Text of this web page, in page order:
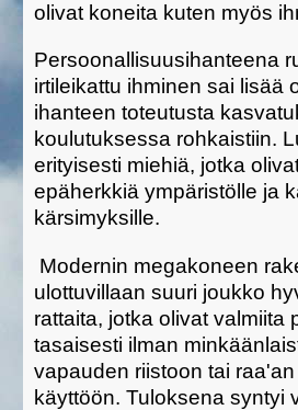
olivat koneita kuten myös
Persoonallisuusihanteena
irtileikattu ihminen sai lisää
ihanteen toteutusta
koulutuksessa rohkaistiin.
erityisesti miehiä, jotka
epäherkkiä ympäristölle ja
kärsimyksille.
Modernin megakoneen
ulottuvillaan suuri joukko
rattaita, jotka olivat valmiita
tasaisesti ilman
vapauden riistoon tai
käyttöön. Tuloksena syntyi